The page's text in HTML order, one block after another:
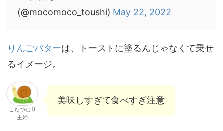
(@mocomoco_toushi) May 22, 2022
りんごバターは、トーストに塗るんじゃなくて乗せ
るイメージ。
こたつむり
主婦
美味しすぎて食べすぎ注意